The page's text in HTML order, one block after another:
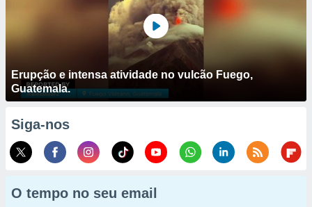
Erupção e intensa atividade no vulcão Fuego,
Guatemala.
Siga-nos
O tempo no seu email